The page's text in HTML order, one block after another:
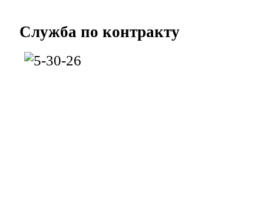
Служба по контракту